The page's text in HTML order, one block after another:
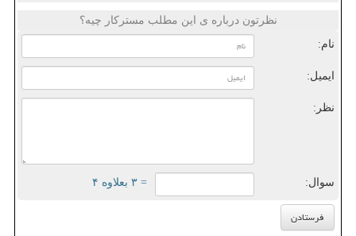
نظرتون درباره ی این مطلب مسترکار چیه؟
نام:
ایمیل:
نظر:
سوال: = ۳ بعلاوه ۴